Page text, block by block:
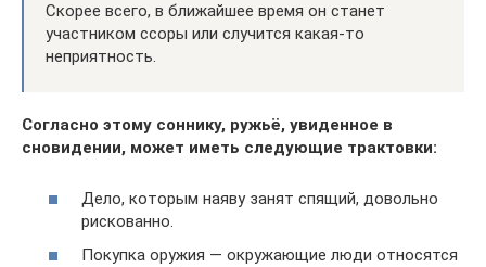
Скорее всего, в ближайшее время он станет
участником ссоры или случится какая-то
неприятность.
Согласно этому соннику, ружьё, увиденное в
сновидении, может иметь следующие трактовки:
Дело, которым наяву занят спящий, довольно
рискованно.
Покупка оружия — окружающие люди относятся